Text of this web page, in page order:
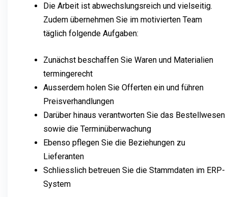
Die Arbeit ist abwechslungsreich und vielseitig.
Zudem übernehmen Sie im motivierten Team
täglich folgende Aufgaben:
Zunächst beschaffen Sie Waren und Materialien
termingerecht
Ausserdem holen Sie Offerten ein und führen
Preisverhandlungen
Darüber hinaus verantworten Sie das Bestellwesen
sowie die Terminüberwachung
Ebenso pflegen Sie die Beziehungen zu
Lieferanten
Schliesslich betreuen Sie die Stammdaten im ERP-
System